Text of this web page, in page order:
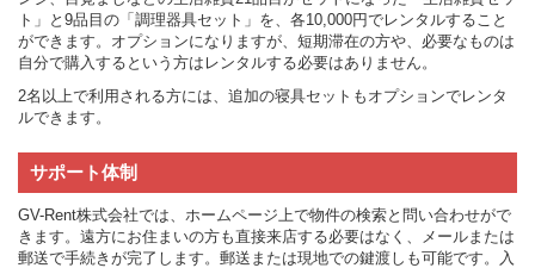
ト」と9品目の「調理器具セット」を、各10,000円でレンタルすること
ができます。オプションになりますが、短期滞在の方や、必要なものは
自分で購入するという方はレンタルする必要はありません。
2名以上で利用される方には、追加の寝具セットもオプションでレンタ
ルできます。
サポート体制
GV-Rent株式会社では、ホームページ上で物件の検索と問い合わせがで
きます。遠方にお住まいの方も直接来店する必要はなく、メールまたは
郵送で手続きが完了します。郵送または現地での鍵渡しも可能です。入